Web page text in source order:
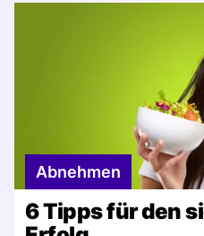
Abnehmen
6 Tipps für den